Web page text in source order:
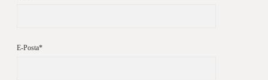
E-Posta*